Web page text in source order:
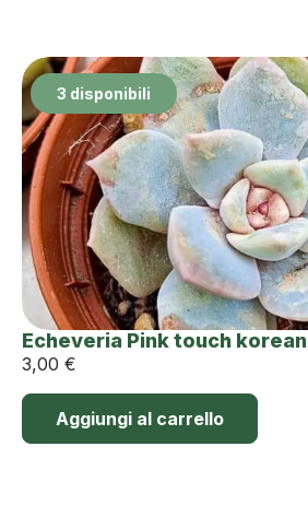
3 disponibili
Echeveria Pink touch korean
3,00 €
Aggiungi al carrello